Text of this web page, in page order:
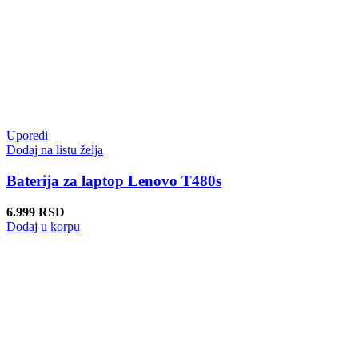
Uporedi
Dodaj na listu želja
Baterija za laptop Lenovo T480s
6.999 RSD
Dodaj u korpu